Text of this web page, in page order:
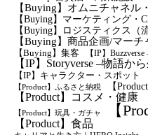
【Buying】オムニチャネル
【Buying】マーケティング・
【buying】ロジスティクス（
【Buying】商品企画/マー
【Buying】集客 【IP】
【IP】Storyverse –物語か
【IP】キャラクター・スポット
【Product】ふるさと納税 【
【Product】コスメ・健康
【Product】玩具・ガチャ 【
【Product】食品